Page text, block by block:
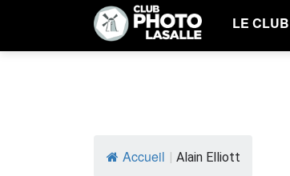
LE CLUB
Accueil | Alain Elliott